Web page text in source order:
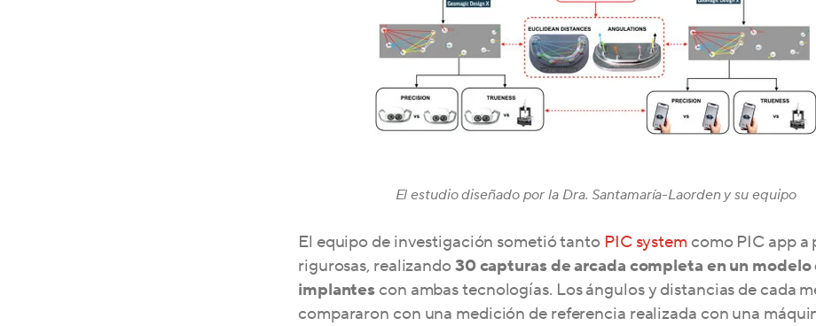
El estudio diseñado por la Dra. Santamaría-Laorden y su equipo
El equipo de investigación sometió tanto PIC system como PIC app a
rigurosas, realizando 30 capturas de arcada completa en un modelo
implantes con ambas tecnologías. Los ángulos y distancias de cada
compararon con una medición de referencia realizada con una